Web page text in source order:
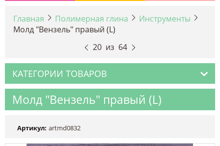
Главная Полимерная глина
Инструменты
Молд "Вензель" правый (L)
20 из 64
КАТЕГОРИИ ТОВАРОВ
Молд "Вензель" правый (L)
Артикул: artmd0832